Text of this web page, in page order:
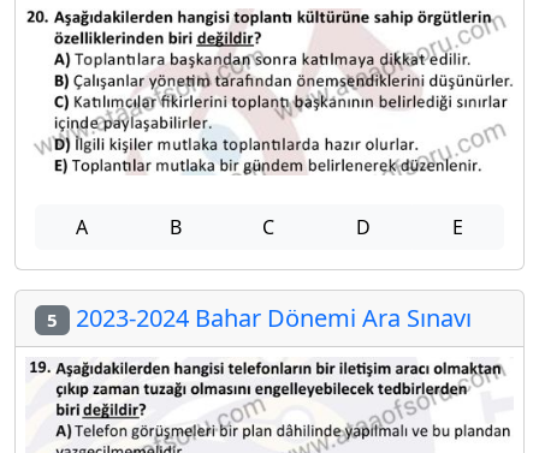
A B C D E
5 2023-2024 Bahar Dönemi Ara Sınavı